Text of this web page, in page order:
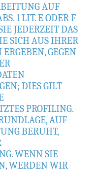
AUF
1 LIT. E ODER F
JEDERZEIT DAS
SICH AUS IHRER
GEGEN
DIES GILT
PROFILING.
AUF
BERUHT,
WENN SIE
WERDEN WIR